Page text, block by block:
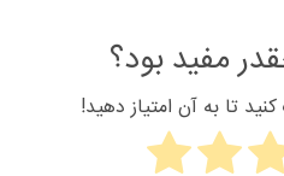
مفید بود؟
تا به آن امتیاز دهید!